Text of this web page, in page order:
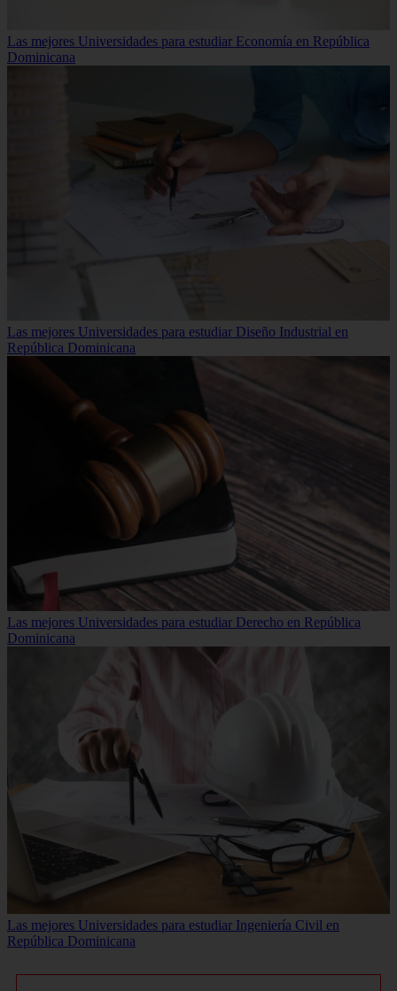
Las mejores Universidades para estudiar Economía en República
Dominicana
Las mejores Universidades para estudiar Diseño Industrial en
República Dominicana
Las mejores Universidades para estudiar Derecho en República
Dominicana
Las mejores Universidades para estudiar Ingeniería Civil en
República Dominicana